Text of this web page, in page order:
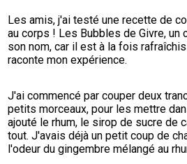
Les amis, j'ai testé une recette de
au corps ! Les Bubbles de Givre, un
son nom, car il est à la fois
raconte mon expérience.
J'ai commencé par couper deux
petits morceaux, pour les mettre
ajouté le rhum, le sirop de sucre de
tout. J'avais déjà un petit coup de
l'odeur du gingembre mélangé au